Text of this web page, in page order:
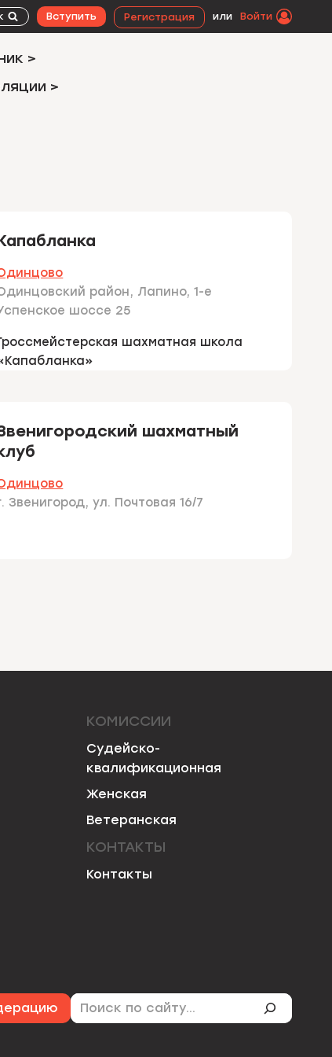
Вступить Регистрация или Войти
>
>
район, Лапино, 1-е
шоссе 25
шахматная школа
шахматный
Звенигород, ул. Почтовая 16/7
КОМИССИИ
Судейско-
квалификационная
Женская
Ветеранская
КОНТАКТЫ
Контакты
Поиск